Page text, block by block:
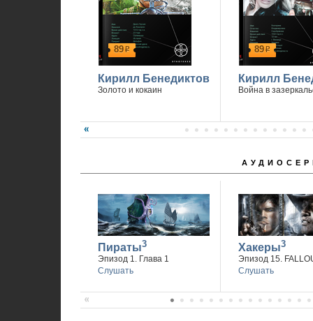
89р
Кирилл Бенедиктов
Золото и кокаин
89р
Кирилл
Война в
Пираты3
Эпизод 1. Глава 1
Слушать
Хакеры3
Эпизод 15.
Слушать